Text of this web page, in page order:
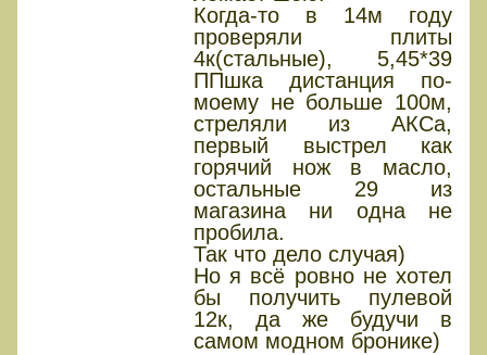
Когда-то в 14м году
проверяли плиты
4к(стальные), 5,45*39
ППшка дистанция по-
моему не больше 100м,
стреляли из АКСа,
первый выстрел как
горячий нож в масло,
остальные 29 из
магазина ни одна не
пробила.
Так что дело случая)
Но я всё ровно не хотел
бы получить пулевой
12к, да же будучи в
самом модном бронике)